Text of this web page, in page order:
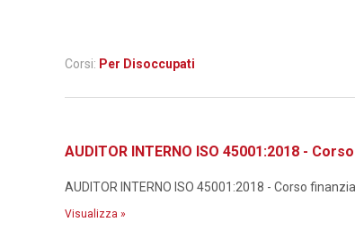
Corsi: Per Disoccupati
AUDITOR INTERNO ISO 45001:2018 -
AUDITOR INTERNO ISO 45001:2018 - Corso
Visualizza »